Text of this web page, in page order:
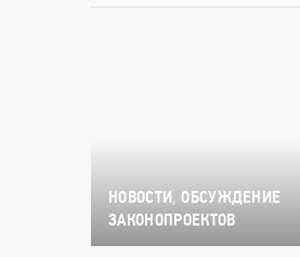
НОВОСТИ,ОБСУЖДЕНИЕ
ЗАКОНОПРОЕКТОВ